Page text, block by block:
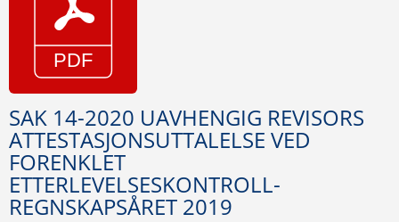
SAK 14-2020 UAVHENGIG REVISORS
ATTESTASJONSUTTALELSE VED
FORENKLET
ETTERLEVELSESKONTROLL-
REGNSKAPSÅRET 2019